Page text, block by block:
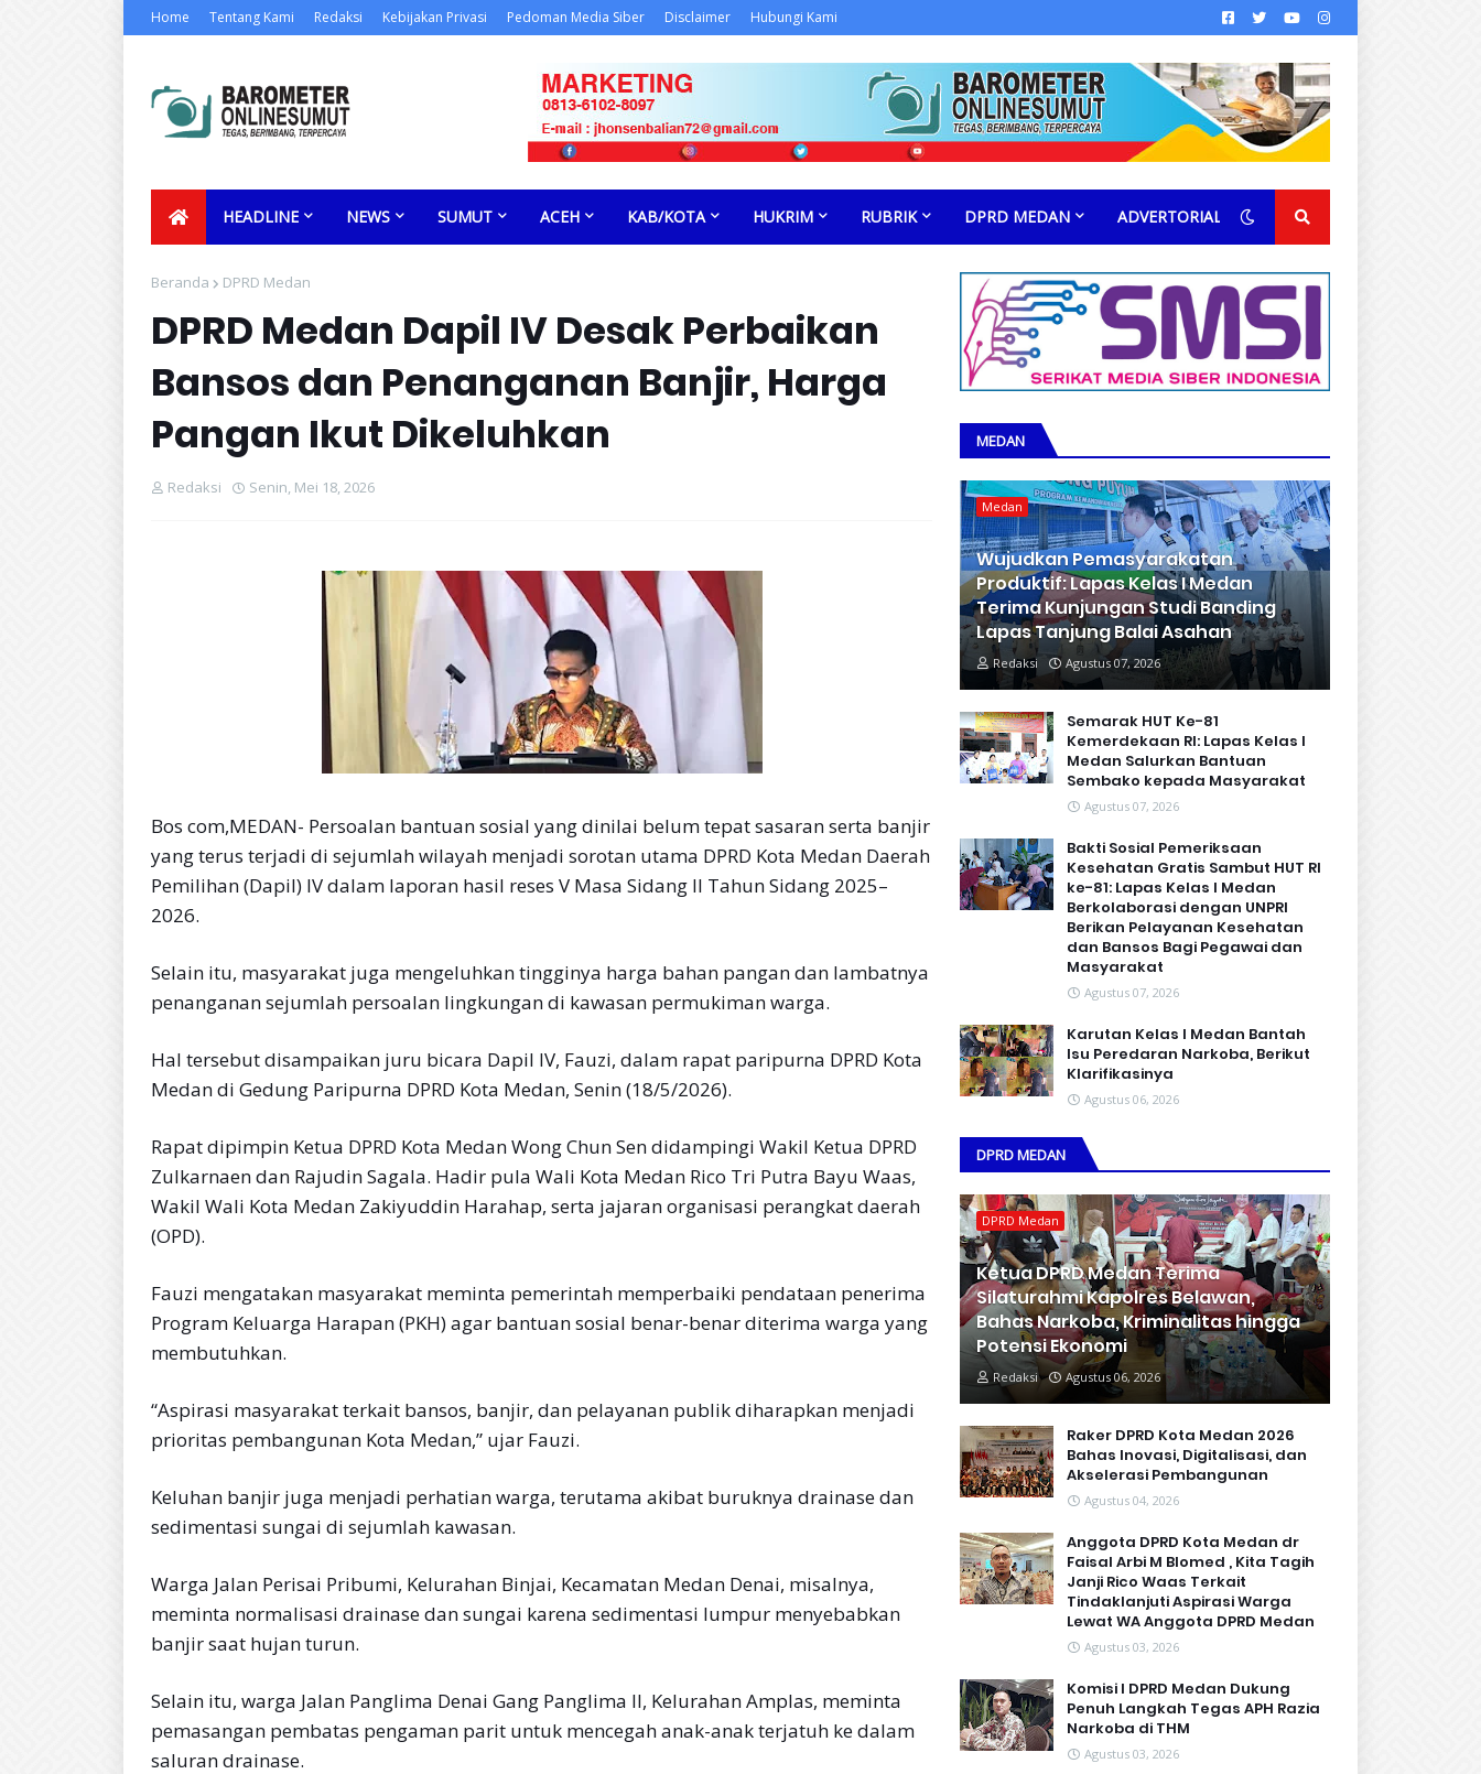
Home Tentang Kami Redaksi Kebijakan Privasi Pedoman Media Siber Disclaimer Hubungi Kami
HEADLINE NEWS SUMUT ACEH KAB/KOTA HUKRIM RUBRIK DPRD MEDAN ADVERTORIAL
Beranda DPRD Medan
DPRD Medan Dapil IV Desak Perbaikan
Bansos dan Penanganan Banjir, Harga
Pangan Ikut Dikeluhkan
Redaksi Senin, Mei 18, 2026
Bos com,MEDAN- Persoalan bantuan sosial yang dinilai belum tepat sasaran serta banjir
yang terus terjadi di sejumlah wilayah menjadi sorotan utama DPRD Kota Medan Daerah
Pemilihan (Dapil) IV dalam laporan hasil reses V Masa Sidang II Tahun Sidang 2025–
2026.
Selain itu, masyarakat juga mengeluhkan tingginya harga bahan pangan dan lambatnya
penanganan sejumlah persoalan lingkungan di kawasan permukiman warga.
Hal tersebut disampaikan juru bicara Dapil IV, Fauzi, dalam rapat paripurna DPRD Kota
Medan di Gedung Paripurna DPRD Kota Medan, Senin (18/5/2026).
Rapat dipimpin Ketua DPRD Kota Medan Wong Chun Sen didampingi Wakil Ketua DPRD
Zulkarnaen dan Rajudin Sagala. Hadir pula Wali Kota Medan Rico Tri Putra Bayu Waas,
Wakil Wali Kota Medan Zakiyuddin Harahap, serta jajaran organisasi perangkat daerah
(OPD).
Fauzi mengatakan masyarakat meminta pemerintah memperbaiki pendataan penerima
Program Keluarga Harapan (PKH) agar bantuan sosial benar-benar diterima warga yang
membutuhkan.
“Aspirasi masyarakat terkait bansos, banjir, dan pelayanan publik diharapkan menjadi
prioritas pembangunan Kota Medan,” ujar Fauzi.
Keluhan banjir juga menjadi perhatian warga, terutama akibat buruknya drainase dan
sedimentasi sungai di sejumlah kawasan.
Warga Jalan Perisai Pribumi, Kelurahan Binjai, Kecamatan Medan Denai, misalnya,
meminta normalisasi drainase dan sungai karena sedimentasi lumpur menyebabkan
banjir saat hujan turun.
Selain itu, warga Jalan Panglima Denai Gang Panglima II, Kelurahan Amplas, meminta
pemasangan pembatas pengaman parit untuk mencegah anak-anak terjatuh ke dalam
saluran drainase.
MEDAN
Medan
Wujudkan Pemasyarakatan
Produktif: Lapas Kelas I Medan
Terima Kunjungan Studi Banding
Lapas Tanjung Balai Asahan
Redaksi Agustus 07, 2026
Semarak HUT Ke-81
Kemerdekaan RI: Lapas Kelas I
Medan Salurkan Bantuan
Sembako kepada Masyarakat
Agustus 07, 2026
Bakti Sosial Pemeriksaan
Kesehatan Gratis Sambut HUT RI
ke-81: Lapas Kelas I Medan
Berkolaborasi dengan UNPRI
Berikan Pelayanan Kesehatan
dan Bansos Bagi Pegawai dan
Masyarakat
Agustus 07, 2026
Karutan Kelas I Medan Bantah
Isu Peredaran Narkoba, Berikut
Klarifikasinya
Agustus 06, 2026
DPRD MEDAN
DPRD Medan
Ketua DPRD Medan Terima
Silaturahmi Kapolres Belawan,
Bahas Narkoba, Kriminalitas hingga
Potensi Ekonomi
Redaksi Agustus 06, 2026
Raker DPRD Kota Medan 2026
Bahas Inovasi, Digitalisasi, dan
Akselerasi Pembangunan
Agustus 04, 2026
Anggota DPRD Kota Medan dr
Faisal Arbi M Blomed , Kita Tagih
Janji Rico Waas Terkait
Tindaklanjuti Aspirasi Warga
Lewat WA Anggota DPRD Medan
Agustus 03, 2026
Komisi I DPRD Medan Dukung
Penuh Langkah Tegas APH Razia
Narkoba di THM
Agustus 03, 2026